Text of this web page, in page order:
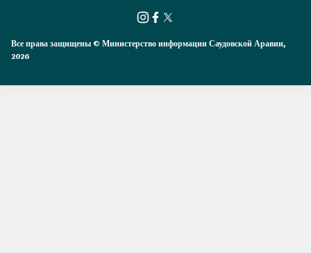
Все права защищены © Министерство информации Саудовской Аравии,
2026